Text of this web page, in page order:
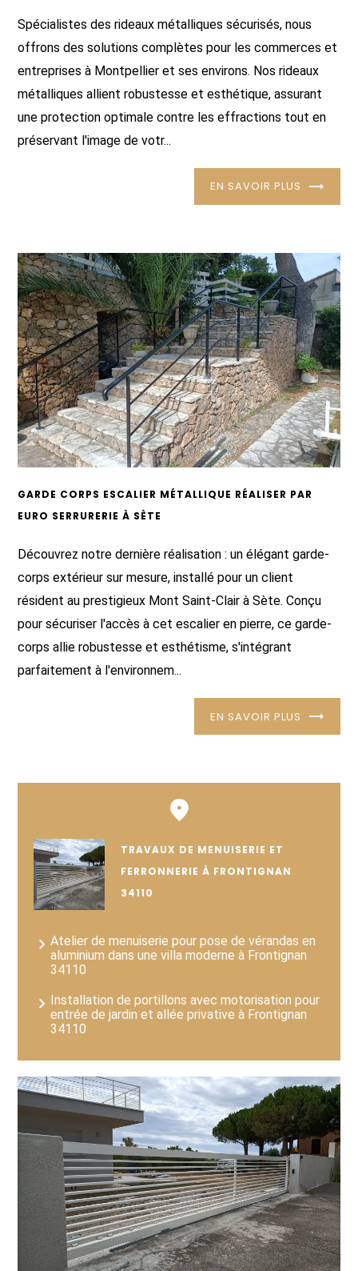
Spécialistes des rideaux métalliques sécurisés, nous
offrons des solutions complètes pour les commerces et
entreprises à Montpellier et ses environs. Nos rideaux
métalliques allient robustesse et esthétique, assurant
une protection optimale contre les effractions tout en
préservant l'image de votr...
EN SAVOIR PLUS
GARDE CORPS ESCALIER MÉTALLIQUE RÉALISER PAR
EURO SERRURERIE À SÈTE
Découvrez notre dernière réalisation : un élégant garde-
corps extérieur sur mesure, installé pour un client
résident au prestigieux Mont Saint-Clair à Sète. Conçu
pour sécuriser l'accès à cet escalier en pierre, ce garde-
corps allie robustesse et esthétisme, s'intégrant
parfaitement à l'environnem...
EN SAVOIR PLUS
TRAVAUX DE MENUISERIE ET
FERRONNERIE À FRONTIGNAN
34110
Atelier de menuiserie pour pose de vérandas en
aluminium dans une villa moderne à Frontignan
34110
Installation de portillons avec motorisation pour
entrée de jardin et allée privative à Frontignan
34110